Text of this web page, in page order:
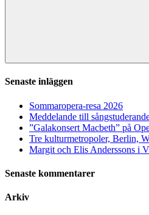
Sök
Senaste inläggen
Sommaropera-resa 2026
Meddelande till
”Galakonsert Macbeth” på
Tre kulturmetropoler, Berlin,
Margit och Elis Anderssons i
Senaste kommentarer
Arkiv